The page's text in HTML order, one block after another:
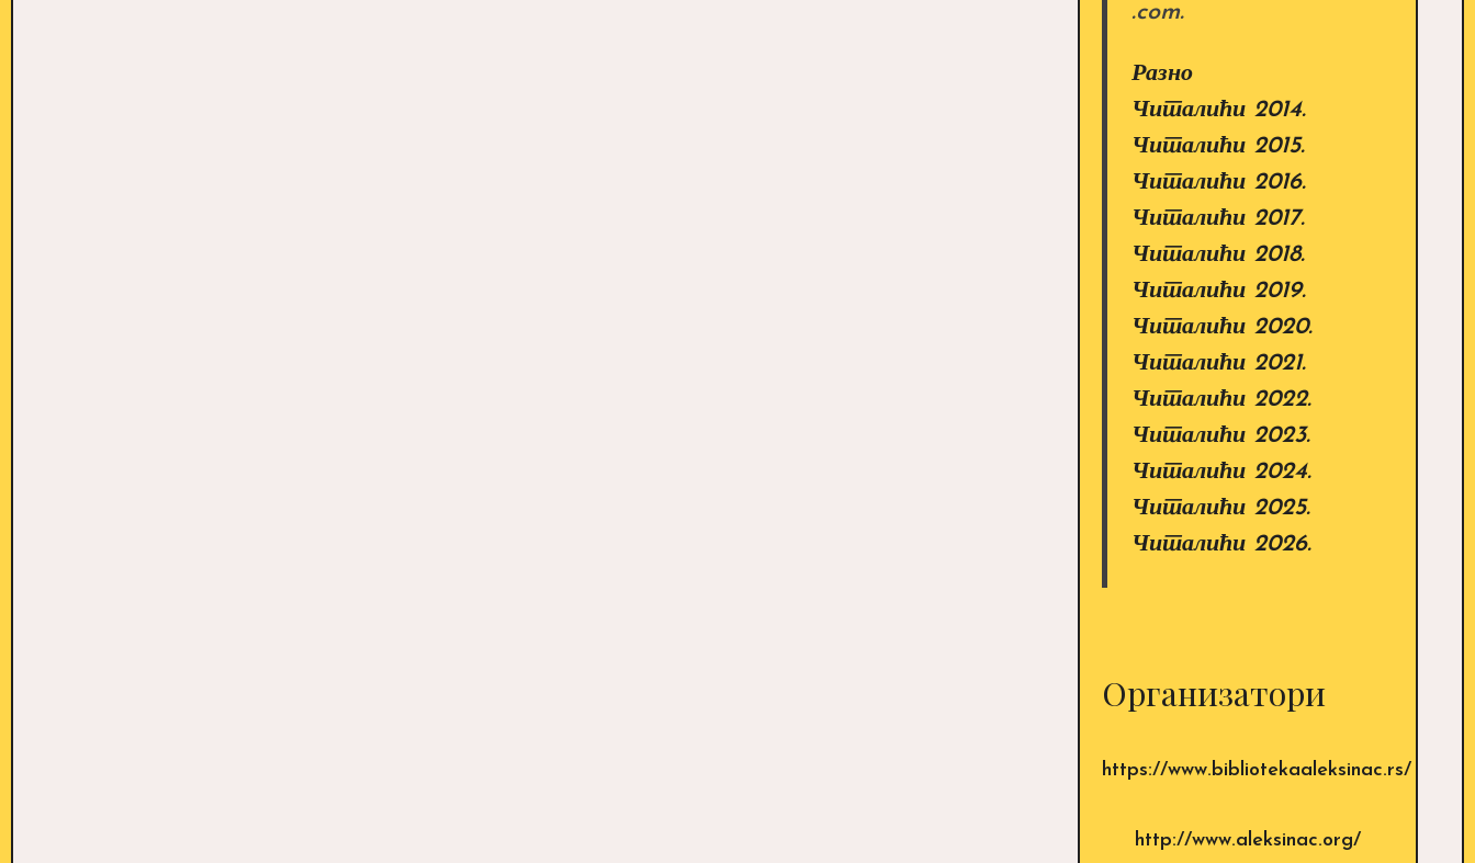
.com.
Разно
Читалићи 2014.
Читалићи 2015.
Читалићи 2016.
Читалићи 2017.
Читалићи 2018.
Читалићи 2019.
Читалићи 2020.
Читалићи 2021.
Читалићи 2022.
Читалићи 2023.
Читалићи 2024.
Читалићи 2025.
Читалићи 2026.
Организатори
https://www.bibliotekaaleksinac.rs/
http://www.aleksinac.org/